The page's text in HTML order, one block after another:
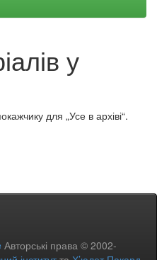
у
для „Усе в архіві“.
Авторські права © 2002-